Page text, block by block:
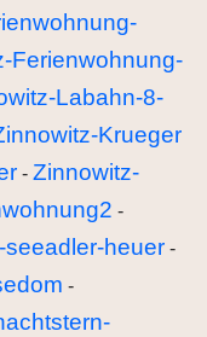
Ferienwohnung-
Labahn-8-
Krueger
- Zinnowitz-
-
heuer -
-